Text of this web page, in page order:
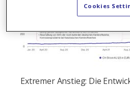
Extremer Anstieg: Die
Cookies